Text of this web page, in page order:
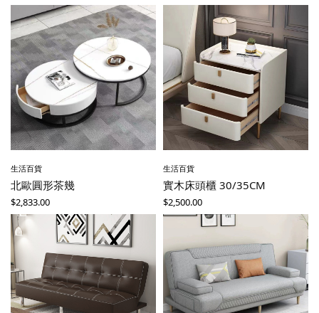
生活百貨
北歐圓形茶幾
$2,833.00
生活百貨
實木床頭櫃 30/35CM
$2,500.00